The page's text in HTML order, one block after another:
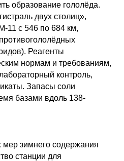
образование гололёда.
двух столиц»,
11 с 546 по 684 км,
Реагенты
нормам и требованиям,
контроль,
Запасы соли
базами вдоль 138-
зимнего содержания
станции для